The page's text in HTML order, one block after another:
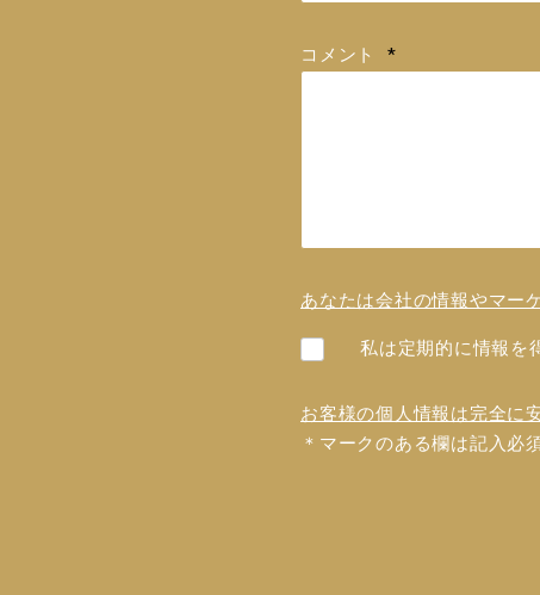
コメント *
あなたは会社の情報やマー
私は定期的に情報を
お客様の個人情報は完全に
＊マークのある欄は記入必